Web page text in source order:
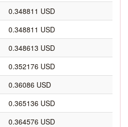
0.348811 USD
0.348811 USD
0.348613 USD
0.352176 USD
0.36086 USD
0.365136 USD
0.364576 USD